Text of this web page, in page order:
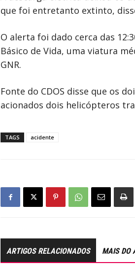
que foi entretanto extinto,
O alerta foi dado cerca das
Básico de Vida, uma viatura
GNR.
Fonte do CDOS disse que os
acionados dois helicópteros
TAGS acidente
ARTIGOS RELACIONADOS MAIS DO